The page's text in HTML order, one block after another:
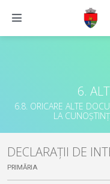
6.
6.8. ORICARE ALTE
LA
DECLARAȚII DE
PRIMĂRIA